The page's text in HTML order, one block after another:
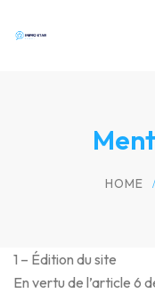
HOME
1 – Édition du site
En vertu de l’article 6